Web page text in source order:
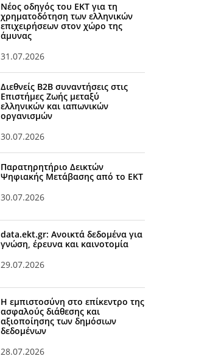
Νέος οδηγός του ΕΚΤ για τη
χρηματοδότηση των ελληνικών
επιχειρήσεων στον χώρο της
άμυνας
31.07.2026
Διεθνείς Β2Β συναντήσεις στις
Επιστήμες Ζωής μεταξύ
ελληνικών και ιαπωνικών
οργανισμών
30.07.2026
Παρατηρητήριο Δεικτών
Ψηφιακής Μετάβασης από το ΕΚΤ
30.07.2026
data.ekt.gr: Ανοικτά δεδομένα για
γνώση, έρευνα και καινοτομία
29.07.2026
Η εμπιστοσύνη στο επίκεντρο της
ασφαλούς διάθεσης και
αξιοποίησης των δημόσιων
δεδομένων
28.07.2026